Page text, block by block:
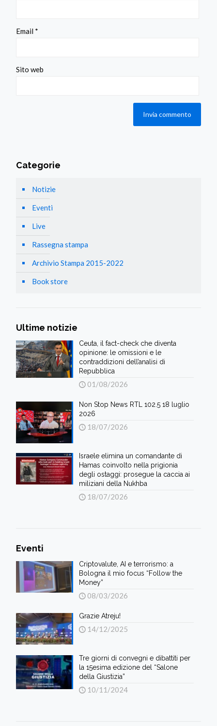
Email *
Sito web
Categorie
Notizie
Eventi
Live
Rassegna stampa
Archivio Stampa 2015-2022
Book store
Ultime notizie
Ceuta, il fact-check che diventa
opinione: le omissioni e le
contraddizioni dell’analisi di
Repubblica
01/08/2026
Non Stop News RTL 102.5 18 luglio
2026
18/07/2026
Israele elimina un comandante di
Hamas coinvolto nella prigionia
degli ostaggi: prosegue la caccia ai
miliziani della Nukhba
18/07/2026
Eventi
Criptovalute, AI e terrorismo: a
Bologna il mio focus “Follow the
Money”
08/03/2026
Grazie Atreju!
14/12/2025
Tre giorni di convegni e dibattiti per
la 15esima edizione del “Salone
della Giustizia”
10/11/2024